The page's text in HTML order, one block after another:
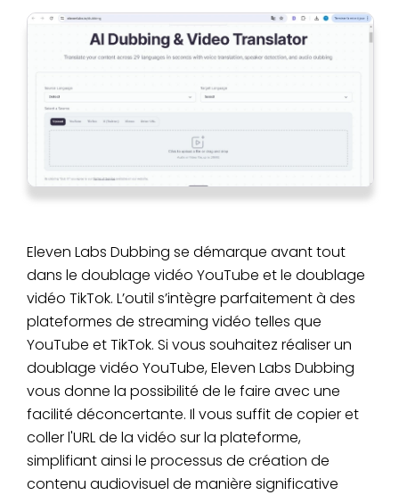
Eleven Labs Dubbing se démarque avant tout
dans le doublage vidéo YouTube et le doublage
vidéo TikTok. L’outil s’intègre parfaitement à des
plateformes de streaming vidéo telles que
YouTube et TikTok. Si vous souhaitez réaliser un
doublage vidéo YouTube, Eleven Labs Dubbing
vous donne la possibilité de le faire avec une
facilité déconcertante. Il vous suffit de copier et
coller l'URL de la vidéo sur la plateforme,
simplifiant ainsi le processus de création de
contenu audiovisuel de manière significative